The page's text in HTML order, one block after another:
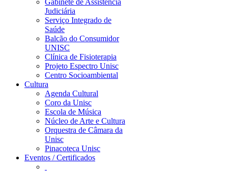
Gabinete de Assistência
Judiciária
Serviço Integrado de
Saúde
Balcão do Consumidor
UNISC
Clínica de Fisioterapia
Projeto Espectro Unisc
Centro Socioambiental
Cultura
Agenda Cultural
Coro da Unisc
Escola de Música
Núcleo de Arte e Cultura
Orquestra de Câmara da
Unisc
Pinacoteca Unisc
Eventos / Certificados